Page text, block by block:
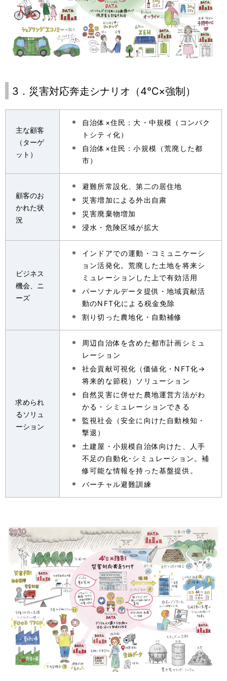
3．災害対応奔走シナリオ（4℃×強制）
主な顧客
（ターゲ
ット）
自治体×住民：大・中規模（コンパク
トシティ化）
自治体×住民：小規模（荒廃した都
市）
顧客のお
かれた状
況
避難所常設化、第二の居住地
災害増加による外出自粛
災害廃棄物増加
浸水・危険区域が拡大
ビジネス
機会、ニ
ーズ
インドアでの運動・コミュニケーシ
ョン活発化。荒廃した土地を将来シ
ミュレーションした上で有効活用
パーソナルデータ提供・地域貢献活
動のNFT化による税金免除
割り切った農地化・自動補修
求められ
るソリュ
ーション
周辺自治体を含めた都市計画シミュ
レーション
社会貢献可視化（価値化・NFT化→
将来的な節税）ソリューション
自然災害に併せた農地運営方法がわ
かる・シミュレーションできる
監視社会（安全に向けた自動検知・
撃退）
土建屋・小規模自治体向けた、人手
不足の自動化･シミュレーション。補
修可能な情報を持った基盤提供。
バーチャル避難訓練